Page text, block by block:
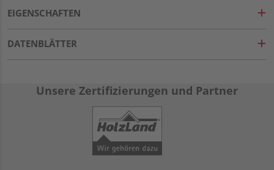
EIGENSCHAFTEN
DATENBLÄTTER
Unsere Zertifizierungen und Partner